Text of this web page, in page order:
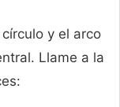
y el arco
Llame a la